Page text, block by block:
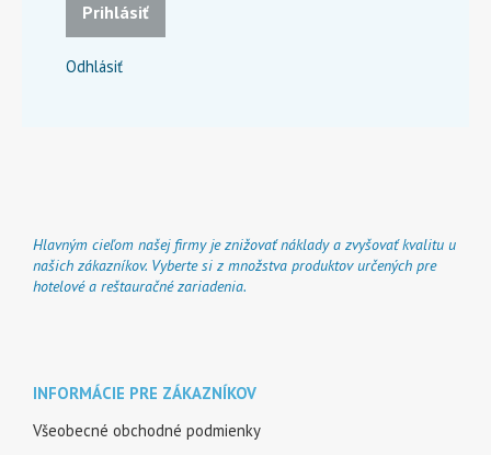
Prihlásiť
Odhlásiť
Hlavným cieľom našej firmy je znižovať náklady a zvyšovať kvalitu u
našich zákazníkov. Vyberte si z množstva produktov určených pre
hotelové a reštauračné zariadenia.
INFORMÁCIE PRE ZÁKAZNÍKOV
Všeobecné obchodné podmienky